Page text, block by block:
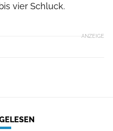
vier Schluck.
ANZEIGE